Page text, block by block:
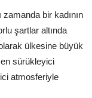
bir kadının
şartlar altında
ülkesine büyük
sürükleyici
atmosferiyle